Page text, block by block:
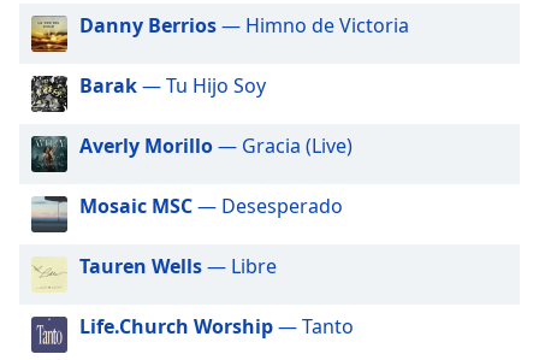
This
modal
window.
dialog
window.
Escape
cancel
Danny Berrios— Himno de Victoria
Barak— Tu Hijo Soy
Averly Morillo— Gracia (Live)
Mosaic MSC— Desesperado
Tauren Wells— Libre
Life.Church Worship— Tanto